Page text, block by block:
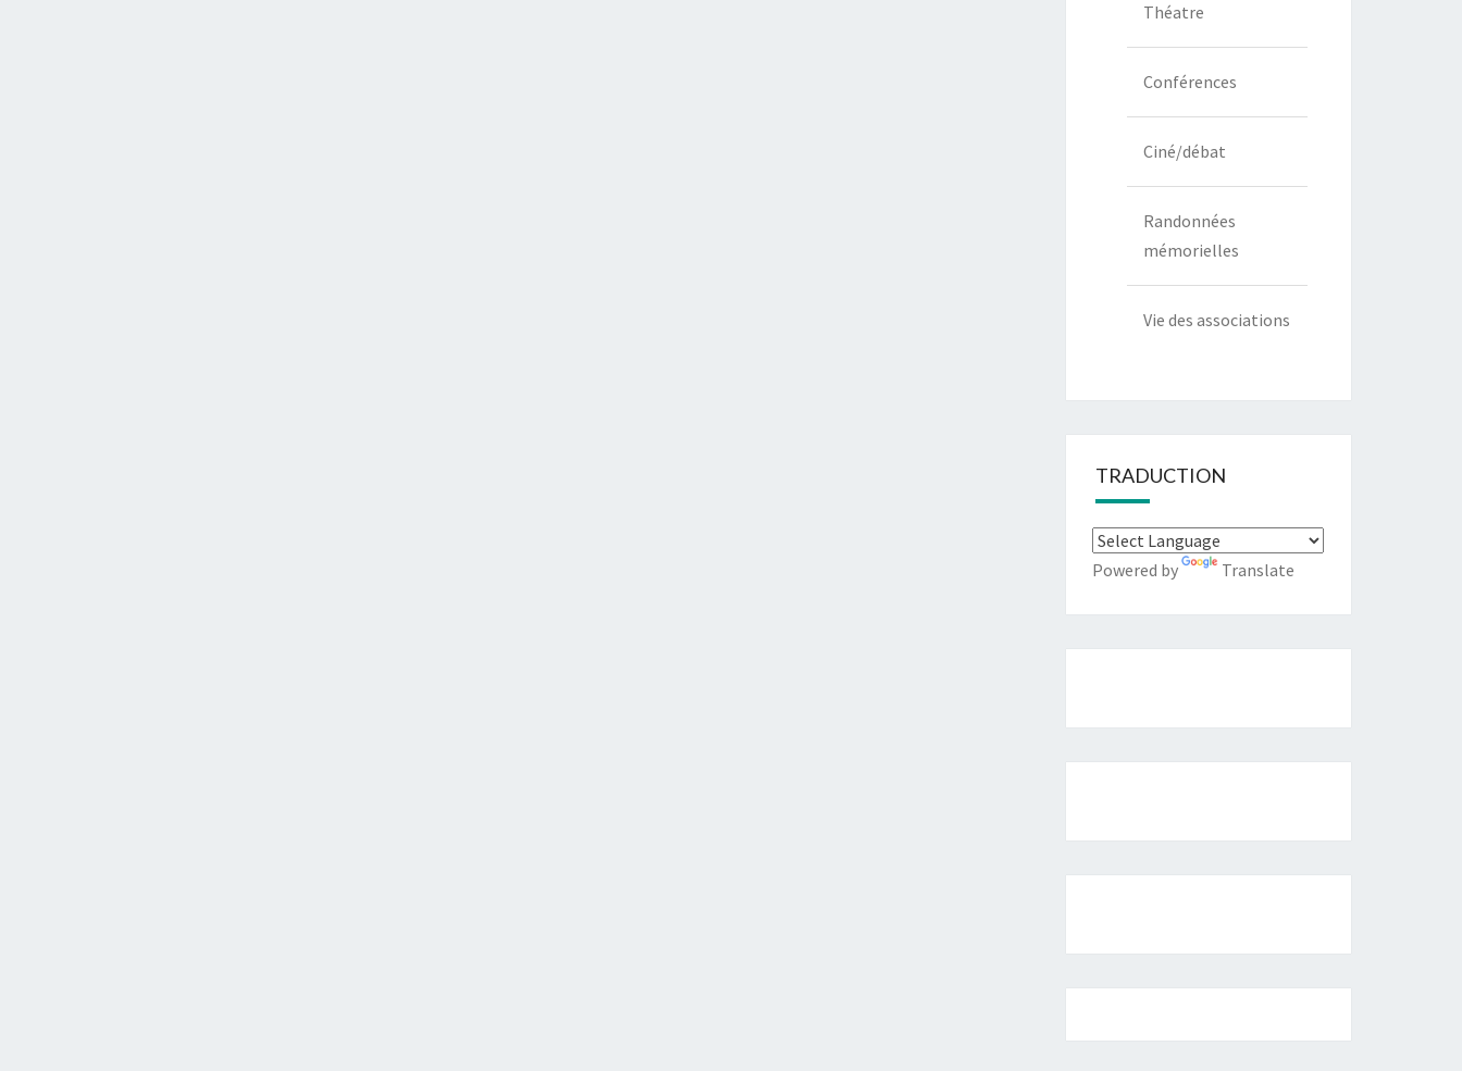
Théatre
Conférences
Ciné/débat
Randonnées
mémorielles
Vie des associations
TRADUCTION
Powered by Translate